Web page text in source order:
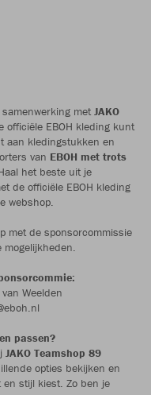
met JAKO
officiële EBOH kleding kunt
aan kledingstukken en
van EBOH met trots
het beste uit je
de officiële EBOH kleding
webshop.
met de sponsorcommissie
mogelijkheden.
Weelden
passen?
JAKO Teamshop 89
opties bekijken en
stijl kiest. Zo ben je